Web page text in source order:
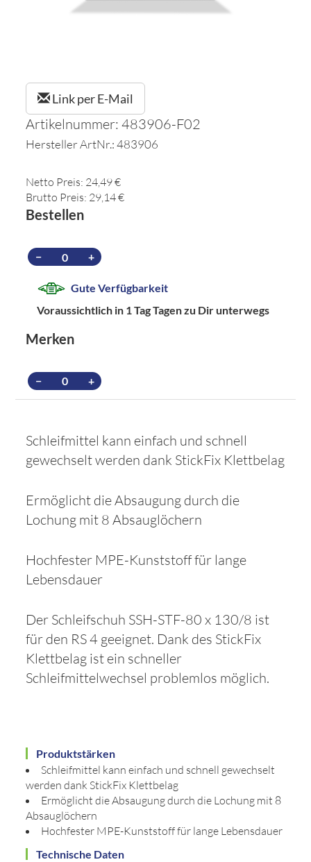
Link per E-Mail
Artikelnummer: 483906-F02
Hersteller ArtNr.: 483906
Netto Preis: 24,49 €
Brutto Preis: 29,14 €
Bestellen
− +
Gute Verfügbarkeit
Voraussichtlich in 1 Tag Tagen zu Dir unterwegs
Merken
− +
Schleifmittel kann einfach und schnell
gewechselt werden dank StickFix Klettbelag
Ermöglicht die Absaugung durch die
Lochung mit 8 Absauglöchern
Hochfester MPE-Kunststoff für lange
Lebensdauer
Der Schleifschuh SSH-STF-80 x 130/8 ist
für den RS 4 geeignet. Dank des StickFix
Klettbelag ist ein schneller
Schleifmittelwechsel problemlos möglich.
Produktstärken
Schleifmittel kann einfach und schnell gewechselt
werden dank StickFix Klettbelag
Ermöglicht die Absaugung durch die Lochung mit 8
Absauglöchern
Hochfester MPE-Kunststoff für lange Lebensdauer
Technische Daten